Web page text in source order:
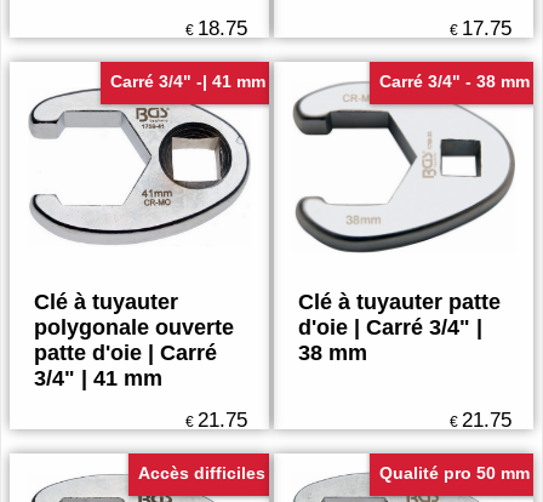
€ 18.75 € 17.75
Carré 3/4" -| 41 mm
Clé à tuyauter
polygonale ouverte
patte d'oie | Carré
3/4" | 41 mm
€ 21.75
Carré 3/4" - 38 mm
Clé à tuyauter patte
d'oie | Carré 3/4" |
38 mm
€ 21.75
Accès difficiles Qualité pro 50 mm